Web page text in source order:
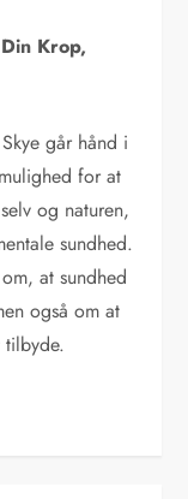
Krop,
går hånd i
for at
og naturen,
sundhed.
at sundhed
også om at
tilbyde.